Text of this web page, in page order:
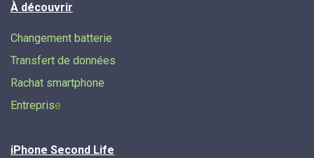
À découvrir
Changement batterie
Transfert de données​
Rachat smartphone
Entreprise
iPhone Second Life